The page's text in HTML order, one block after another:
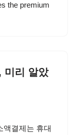
the premium
미리 알았
액결제는 휴대